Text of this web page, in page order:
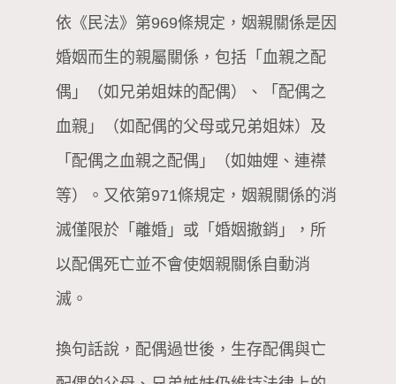
依《民法》第969條規定，姻親關係是因
婚姻而生的親屬關係，包括「血親之配
偶」（如兄弟姐妹的配偶）、「配偶之
血親」（如配偶的父母或兄弟姐妹）及
「配偶之血親之配偶」（如妯娌、連襟
等）。又依第971條規定，姻親關係的消
滅僅限於「離婚」或「婚姻撤銷」，所
以配偶死亡並不會使姻親關係自動消
滅。
換句話說，配偶過世後，生存配偶與亡